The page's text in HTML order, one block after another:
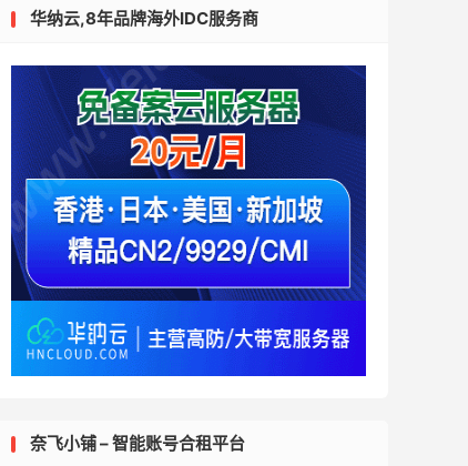
华纳云,8年品牌海外IDC服务商
奈飞小铺 – 智能账号合租平台